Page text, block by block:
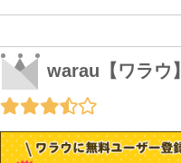
warau【ワラウ】